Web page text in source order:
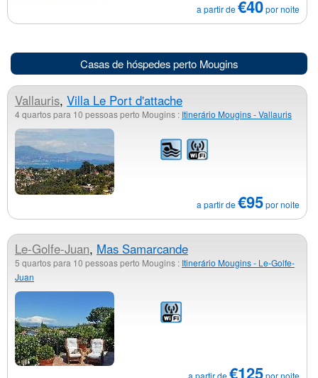
a partir de€40por noite
Casas de hóspedes perto Mougins
Vallauris, Villa Le Port d'attache
4 quartos para 10 pessoas perto Mougins : Itinerário Mougins - Vallauris
a partir de€95por noite
Le-Golfe-Juan, Mas Samarcande
5 quartos para 10 pessoas perto Mougins : Itinerário Mougins - Le-Golfe-
Juan
a partir de€125por noite